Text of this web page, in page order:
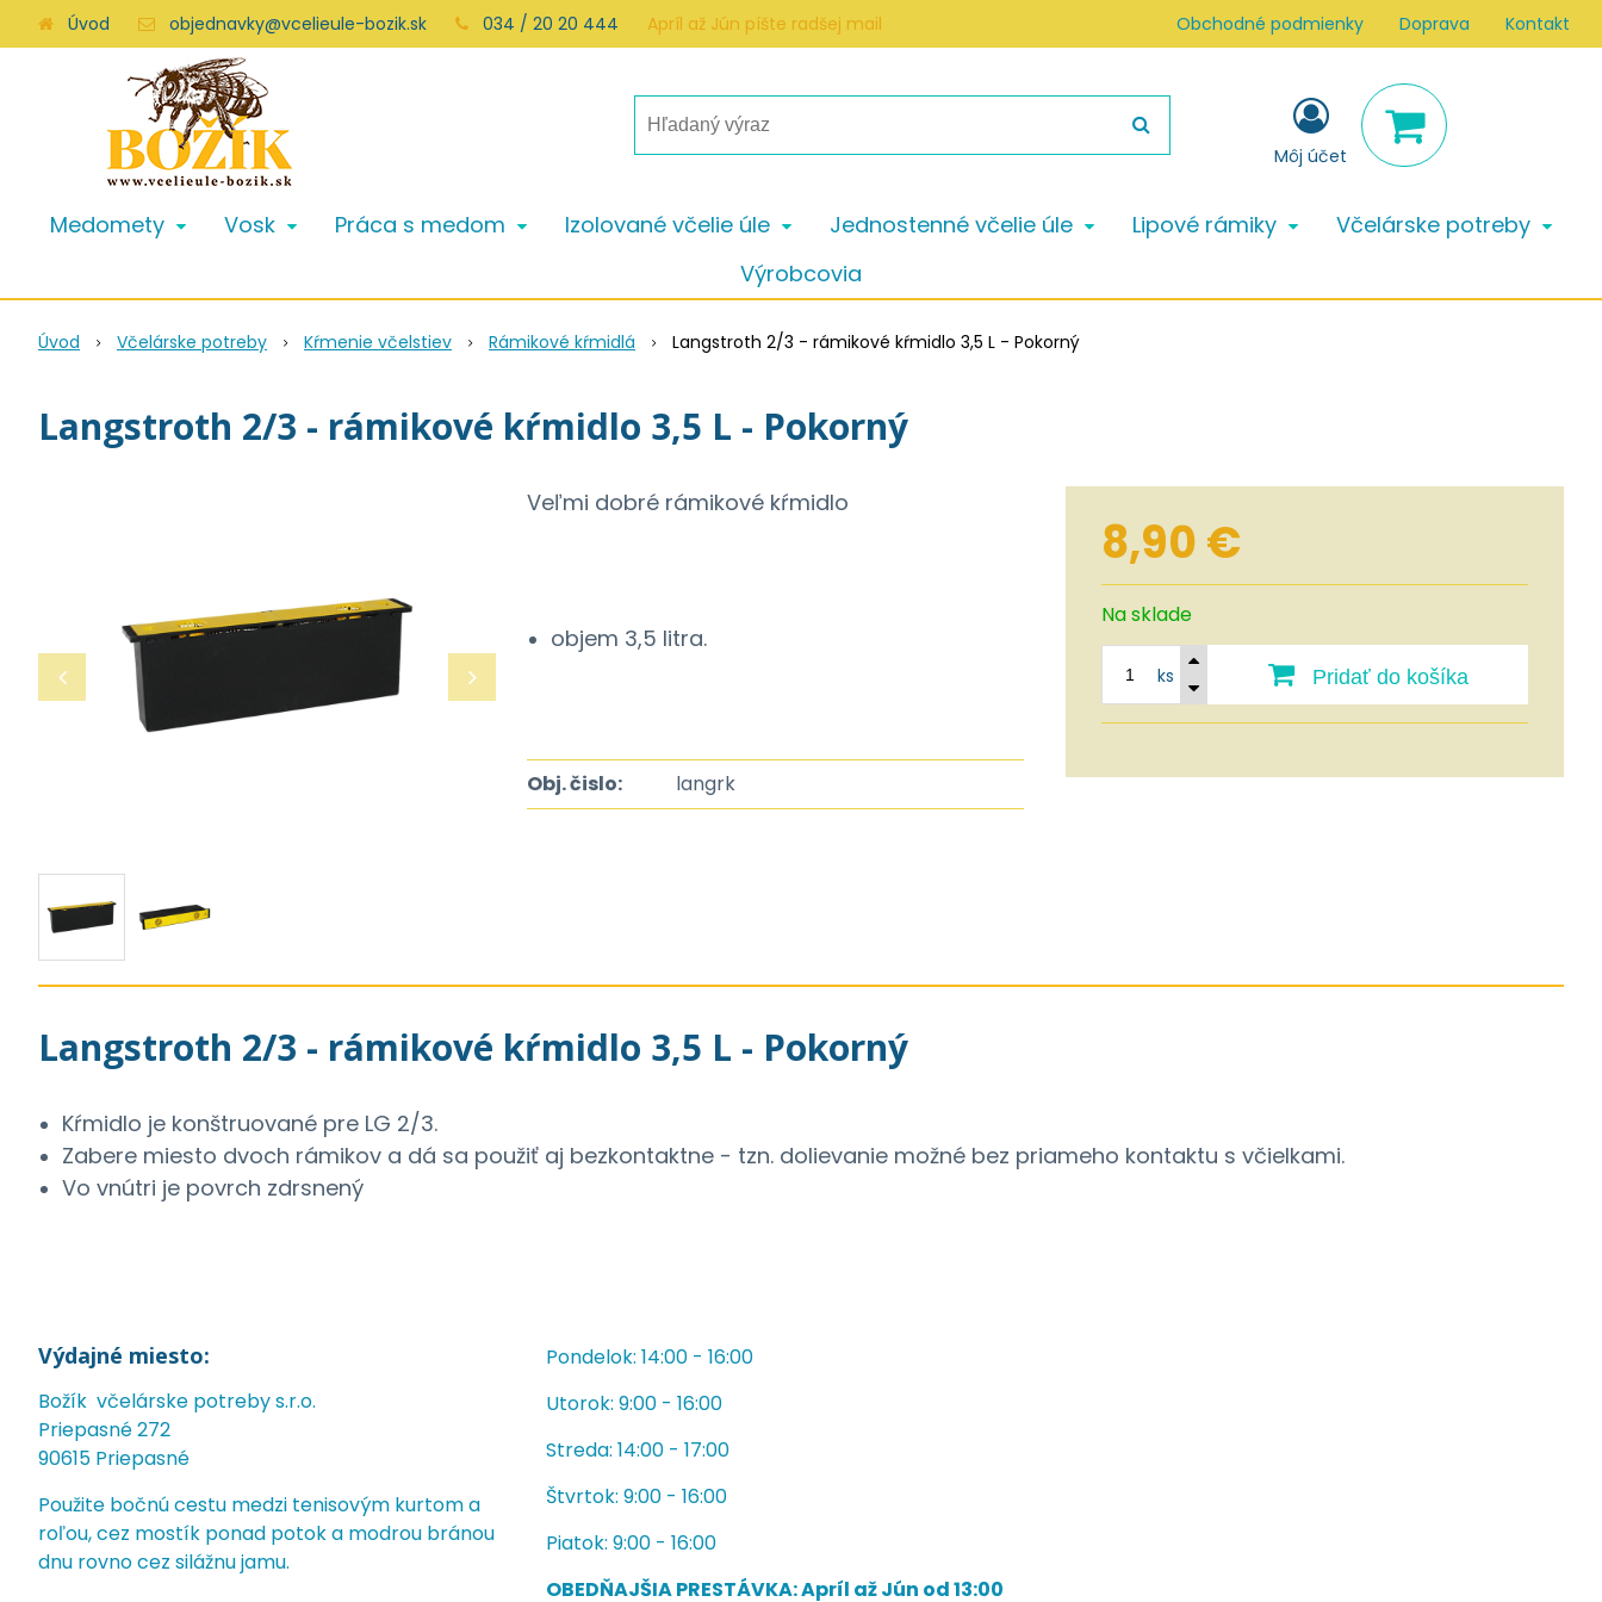
Úvod objednavky@vcelieule-bozik.sk 034 / 20 20 444 Apríl až Jún píšte radšej mail Obchodné podmienky Doprava Kontakt
Môj účet
Medomety Vosk Práca s medom Izolované včelie úle Jednostenné včelie úle Lipové rámiky
Včelárske potreby
Výrobcovia
Úvod Včelárske potreby Kŕmenie včelstiev Rámikové kŕmidlá Langstroth 2/3 - rámikové kŕmidlo 3,5 L - Pokorný
Langstroth 2/3 - rámikové kŕmidlo 3,5 L - Pokorný
8,90€
Na sklade
ks Pridať do košíka
Veľmi dobré rámikové kŕmidlo
objem 3,5 litra.
Obj. čislo: langrk
Langstroth 2/3 - rámikové kŕmidlo 3,5 L - Pokorný
Kŕmidlo je konštruované pre LG 2/3.
Zabere miesto dvoch rámikov a dá sa použiť aj bezkontaktne - tzn. dolievanie možné bez priameho kontaktu s včielkami.
Vo vnútri je povrch zdrsnený
Výdajné miesto:
Božík včelárske potreby s.r.o.
Priepasné 272
90615 Priepasné
Použite bočnú cestu medzi tenisovým kurtom a
roľou, cez mostík ponad potok a modrou bránou
dnu rovno cez silážnu jamu.
Pondelok: 14:00 - 16:00
Utorok: 9:00 - 16:00
Streda: 14:00 - 17:00
Štvrtok: 9:00 - 16:00
Piatok: 9:00 - 16:00
OBEDŇAJŠIA PRESTÁVKA: Apríl až Jún od 13:00